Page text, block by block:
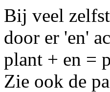
Bij veel
door er 'en'
plant + en =
Zie ook de